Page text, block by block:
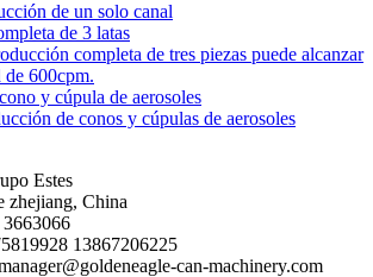
de un solo canal
de 3 latas
completa de tres piezas puede alcanzar
600cpm.
y cúpula de aerosoles
de conos y cúpulas de aerosoles
Estes
zhejiang, China
13867206225
can-machinery.com